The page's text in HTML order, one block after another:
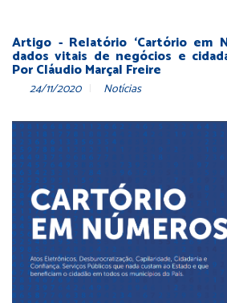
Artigo - Relatório ‘Cartório em
dados vitais de negócios e
Por Cláudio Marçal Freire
24/11/2020 Notícias